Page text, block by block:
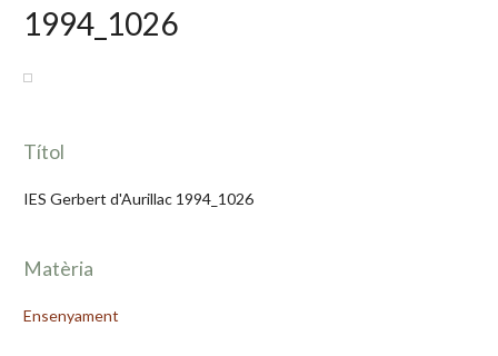
1994_1026
Títol
IES Gerbert d'Aurillac 1994_1026
Matèria
Ensenyament